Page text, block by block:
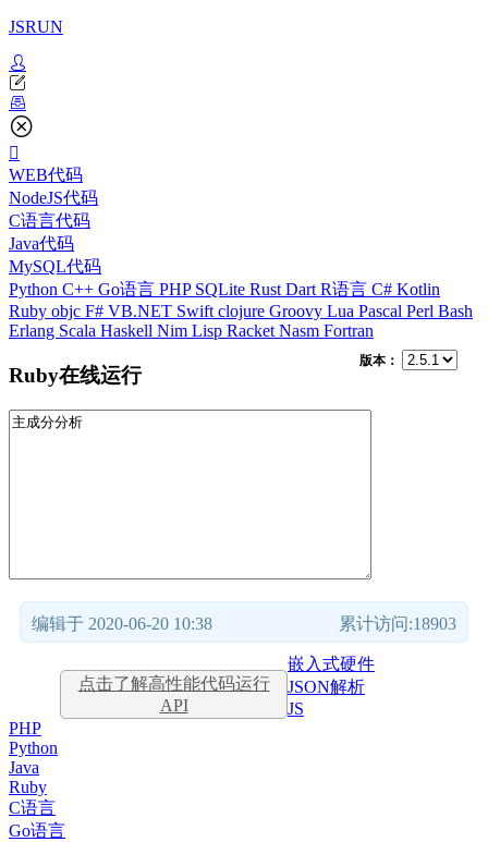
JSRUN
WEB代码
NodeJS代码
C语言代码
Java代码
MySQL代码
Python C++ Go语言 PHP SQLite Rust Dart R语言 C# Kotlin
Ruby objc F# VB.NET Swift clojure Groovy Lua Pascal Perl Bash
Erlang Scala Haskell Nim Lisp Racket Nasm Fortran
Ruby在线运行
版本：
编辑于 2020-06-20 10:38 累计访问:18903
点击了解高性能代码运行
API
嵌入式硬件
JSON解析
JS
PHP
Python
Java
Ruby
C语言
Go语言